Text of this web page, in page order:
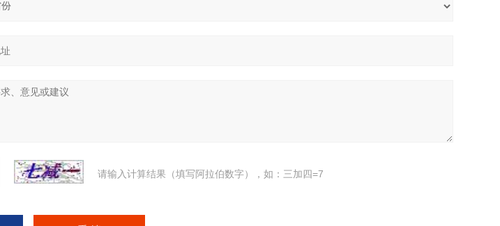
请输入计算结果（填写阿拉伯数字），如：三加四=7